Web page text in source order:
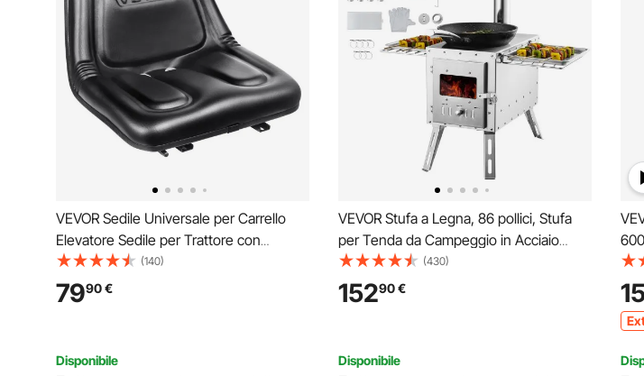
VEVOR Sedile Universale per Carrello
Elevatore Sedile per Trattore con
Microinterruttore Fori Drenaggio Fessura
Estesa 160-340mm Sedile Comodo per
Caricatore Escavatore Tosaerba, Sedile
(140)
7990€
Disponibile
VEVOR Stufa a Legna, 86 pollici, Stufa
per Tenda da Campeggio in Acciaio
Inossidabile, Stufa a Legna Portatile con
Canna Fumaria e Guanti, Stufa a Tenda
Calda con Focolare da 3000 pollici³
(430)
15290€
Disponibile
per